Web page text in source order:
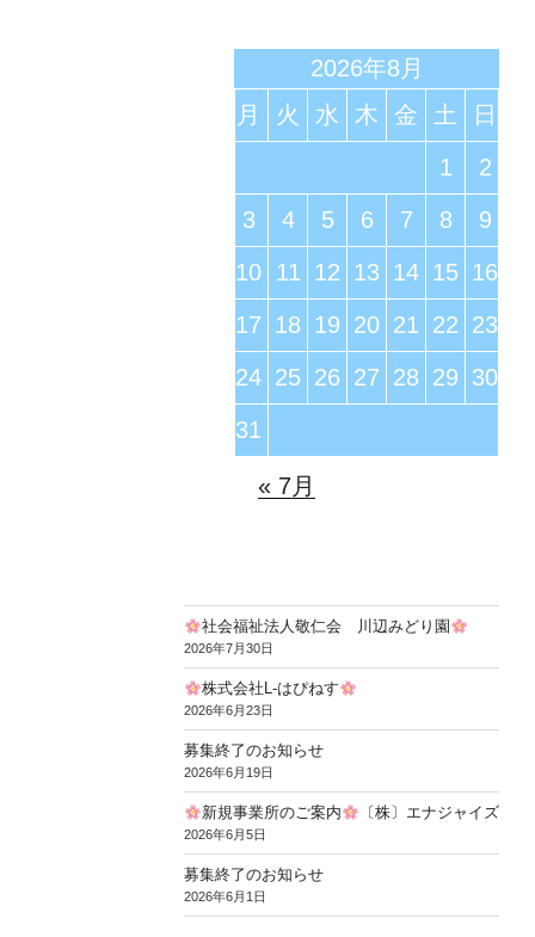
2026年8月
月
火 水 木 金 土
日
1
2
3
4 5 6 7 8
9
10 11 12 13 14 15 16
17 18 19 20 21 22 23
24 25 26 27 28 29 30
31
« 7月
社会福祉法人敬仁会 川辺みどり園
2026年7月30日
株式会社L-はぴねす
2026年6月23日
募集終了のお知らせ
2026年6月19日
新規事業所のご案内 〔株〕エナジャイズ
2026年6月5日
募集終了のお知らせ
2026年6月1日